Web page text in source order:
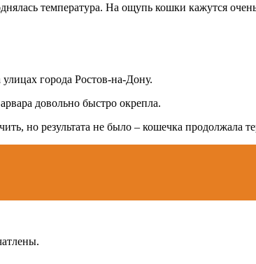
температура. На ощупь кошки кажутся
города Ростов-на-Дону.
довольно быстро окрепла.
но результата не было – кошечка продолжала